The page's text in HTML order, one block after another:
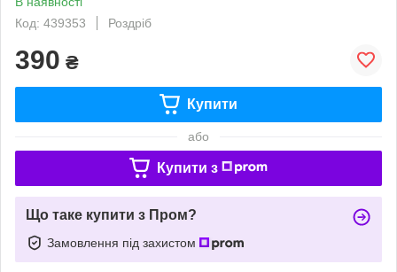
Код: 439353
Роздріб
390 ₴
Купити
або
Купити з
Що таке купити з Пром?
Замовлення під захистом